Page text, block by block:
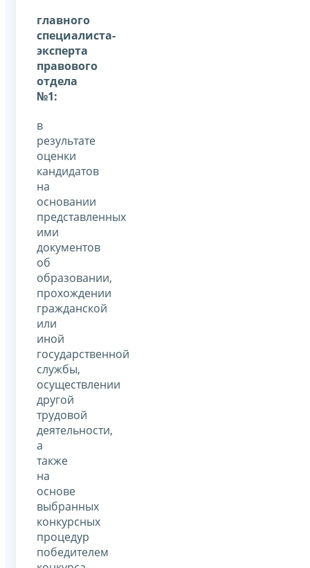
главного
специалиста-
эксперта
правового
отдела
№1:
в
результате
оценки
кандидатов
на
основании
представленных
ими
документов
об
образовании,
прохождении
гражданской
или
иной
государственной
службы,
осуществлении
другой
трудовой
деятельности,
а
также
на
основе
выбранных
конкурсных
процедур
победителем